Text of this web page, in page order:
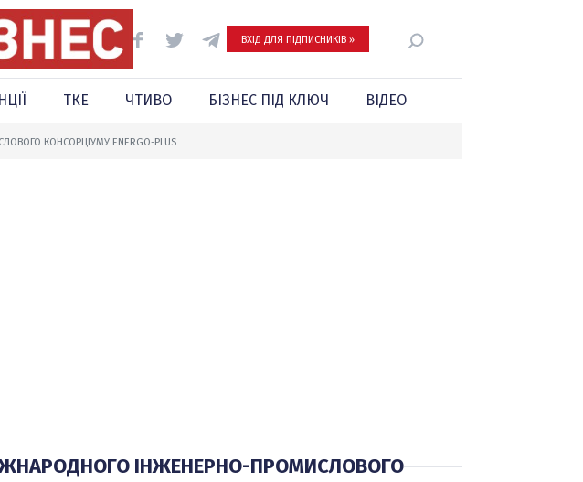
ВХІД ДЛЯ ПІДПИСНИКІВ »
ТКЕ ЧТИВО БІЗНЕС ПІД КЛЮЧ ВІДЕО
КОНСОРЦІУМУ ENERGO-PLUS
ІНЖЕНЕРНО-ПРОМИСЛОВОГО